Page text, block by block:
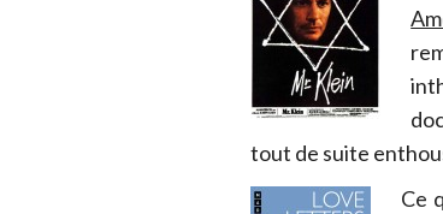
tout de suite
Ce